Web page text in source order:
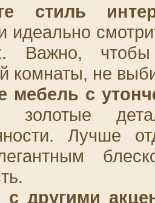
стиль
идеально
Важно,
комнаты, не
мебель с
золотые
Лучше
с другими